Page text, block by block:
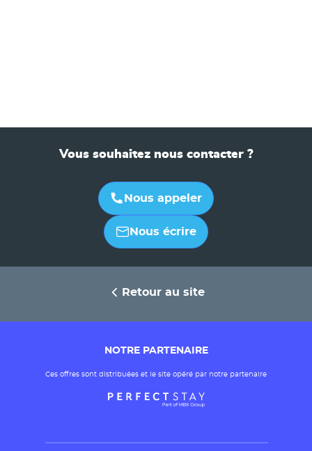
Vous souhaitez nous contacter ?
Nous appeler
Nous écrire
Retour au site
NOTRE PARTENAIRE
Ces offres sont distribuées et le site opéré par notre partenaire